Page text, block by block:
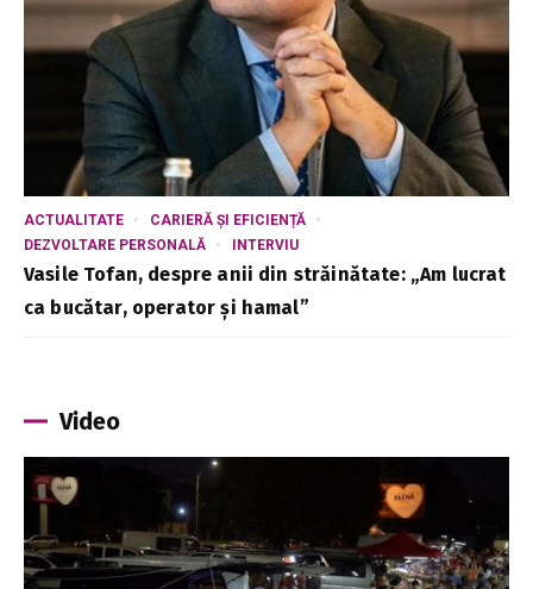
ACTUALITATE
CARIERĂ ȘI EFICIENȚĂ
DEZVOLTARE PERSONALĂ
INTERVIU
Vasile Tofan, despre anii din străinătate: „Am lucrat
ca bucătar, operator și hamal”
Video